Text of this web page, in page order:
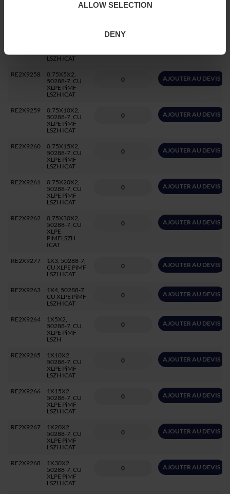
ALLOW SELECTION
DENY
50288-7, CU
LSZH ICAT
RE2X9258
0,75X5X2,
50288-7, CU
XLPE PiMF
LSZH ICAT
AJOUTER AU DEVIS
RE2X9259
0,75X10X2,
50288-7, CU
XLPE PiMF
LSZH ICAT
AJOUTER AU DEVIS
RE2X9260
0,75X15X2,
50288-7, CU
XLPE PiMF
LSZH ICAT
AJOUTER AU DEVIS
RE2X9261
0,75X20X2,
50288-7, CU
XLPE PiMF
LSZH ICAT
AJOUTER AU DEVIS
RE2X9262
0,75X30X2,
50288-7, CU
XLPE
PiMFLSZH
ICAT
AJOUTER AU DEVIS
RE2X9277
1X3, 50288-7,
CU XLPE PiMF
LSZH ICAT
AJOUTER AU DEVIS
RE2X9263
1X4, 50288-7,
CU XLPE PiMF
LSZH ICAT
AJOUTER AU DEVIS
RE2X9264
1X5X2,
50288-7, CU
XLPE PiMF
LSZH
AJOUTER AU DEVIS
RE2X9265
1X10X2,
50288-7, CU
XLPE PiMF
LSZH ICAT
AJOUTER AU DEVIS
RE2X9266
1X15X2,
50288-7, CU
XLPE PiMF
LSZH ICAT
AJOUTER AU DEVIS
RE2X9267
1X20X2,
50288-7, CU
XLPE PiMF
LSZH ICAT
AJOUTER AU DEVIS
RE2X9268
1X30X2,
50288-7, CU
XLPE PiMF
LSZH ICAT
AJOUTER AU DEVIS